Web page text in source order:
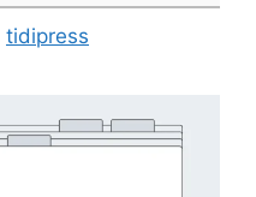
tidipress